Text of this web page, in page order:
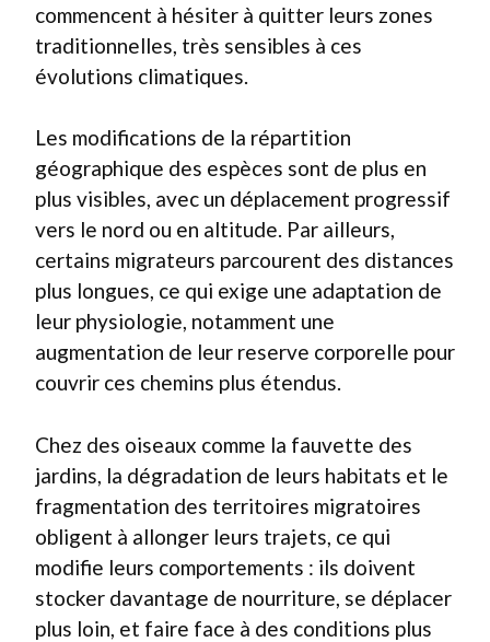
commencent à hésiter à quitter leurs zones
traditionnelles, très sensibles à ces
évolutions climatiques.
Les modifications de la répartition
géographique des espèces sont de plus en
plus visibles, avec un déplacement progressif
vers le nord ou en altitude. Par ailleurs,
certains migrateurs parcourent des distances
plus longues, ce qui exige une adaptation de
leur physiologie, notamment une
augmentation de leur reserve corporelle pour
couvrir ces chemins plus étendus.
Chez des oiseaux comme la fauvette des
jardins, la dégradation de leurs habitats et le
fragmentation des territoires migratoires
obligent à allonger leurs trajets, ce qui
modifie leurs comportements : ils doivent
stocker davantage de nourriture, se déplacer
plus loin, et faire face à des conditions plus